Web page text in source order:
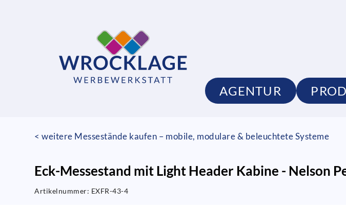
AGENTUR
< weitere Messestände kaufen – mobile, modulare & beleuchtete Systeme
Eck-Messestand mit Light Header Kabine - Nelson
Artikelnummer: EXFR-43-4